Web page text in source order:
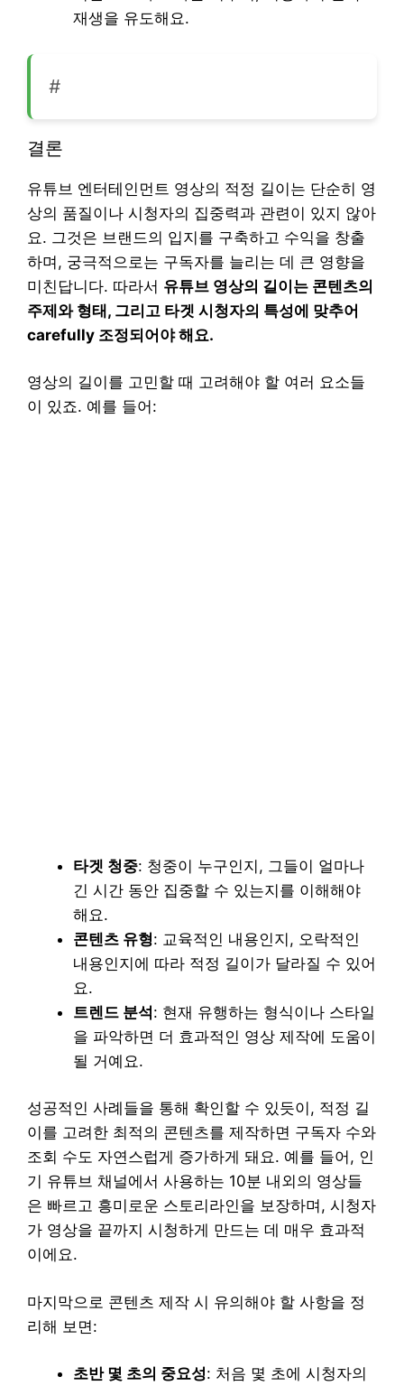
재생을 유도해요.
#
결론
유튜브 엔터테인먼트 영상의 적정 길이는 단순히 영
상의 품질이나 시청자의 집중력과 관련이 있지 않아
요. 그것은 브랜드의 입지를 구축하고 수익을 창출
하며, 궁극적으로는 구독자를 늘리는 데 큰 영향을
미친답니다. 따라서 유튜브 영상의 길이는 콘텐츠의
주제와 형태, 그리고 타겟 시청자의 특성에 맞추어
carefully 조정되어야 해요.
영상의 길이를 고민할 때 고려해야 할 여러 요소들
이 있죠. 예를 들어:
타겟 청중: 청중이 누구인지, 그들이 얼마나
긴 시간 동안 집중할 수 있는지를 이해해야
해요.
콘텐츠 유형: 교육적인 내용인지, 오락적인
내용인지에 따라 적정 길이가 달라질 수 있어
요.
트렌드 분석: 현재 유행하는 형식이나 스타일
을 파악하면 더 효과적인 영상 제작에 도움이
될 거예요.
성공적인 사례들을 통해 확인할 수 있듯이, 적정 길
이를 고려한 최적의 콘텐츠를 제작하면 구독자 수와
조회 수도 자연스럽게 증가하게 돼요. 예를 들어, 인
기 유튜브 채널에서 사용하는 10분 내외의 영상들
은 빠르고 흥미로운 스토리라인을 보장하며, 시청자
가 영상을 끝까지 시청하게 만드는 데 매우 효과적
이에요.
마지막으로 콘텐츠 제작 시 유의해야 할 사항을 정
리해 보면:
초반 몇 초의 중요성: 처음 몇 초에 시청자의